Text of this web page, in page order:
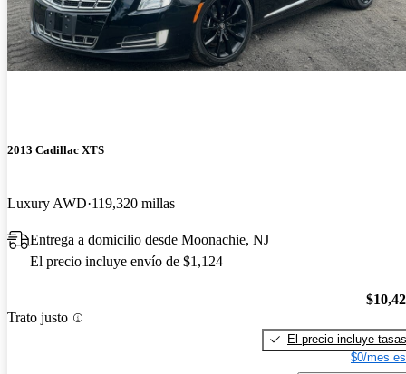
2013 Cadillac XTS
Luxury AWD 119,320 millas
Entrega a domicilio desde Moonachie, NJ
El precio incluye envío de $1,124
Trato justo
El precio incluye tasas
$0/mes